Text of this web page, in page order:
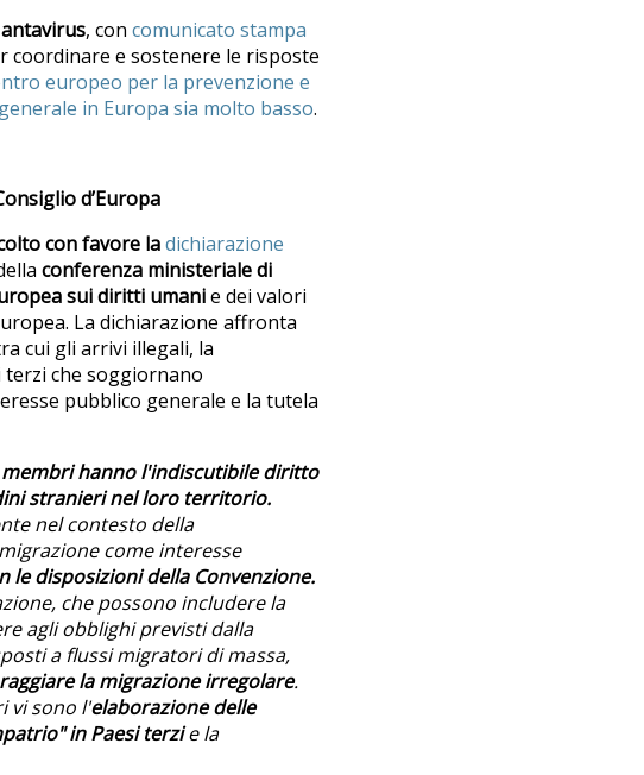
, con comunicato stampa
coordinare e sostenere le risposte
europeo per la prevenzione e
in Europa sia molto basso.
d’Europa
con favore ladichiarazione
conferenza ministeriale di
sui diritti umanie dei valori
La dichiarazione affronta
cui gli arrivi illegali, la
che soggiornano
pubblico generale e la tutela
hanno l'indiscutibile diritto
stranieri nel loro territorio.
nel contesto della
come interesse
le disposizioni della Convenzione.
che possono includere la
agli obblighi previsti dalla
a flussi migratori di massa,
la migrazione irregolare.
vi sono l'elaborazione delle
in Paesi terzie la